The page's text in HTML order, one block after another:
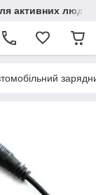
активних людей